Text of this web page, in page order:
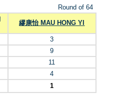
Round of 64
繆康怡 MAU HONG YI
3
9
11
4
1